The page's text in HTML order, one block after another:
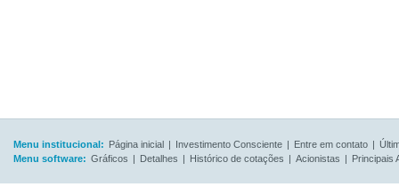
Menu institucional: Página inicial | Investimento Consciente | Entre em contato |
Menu software: Gráficos | Detalhes | Histórico de cotações | Acionistas | Principais